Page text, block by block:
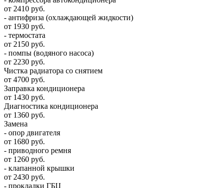
от 2410 руб.
- антифриза (охлаждающей жидкости)
от 1930 руб.
- термостата
от 2150 руб.
- помпы (водяного насоса)
от 2230 руб.
Чистка радиатора со снятием
от 4700 руб.
Заправка кондиционера
от 1430 руб.
Диагностика кондиционера
от 1360 руб.
Замена
- опор двигателя
от 1680 руб.
- приводного ремня
от 1260 руб.
- клапанной крышки
от 2430 руб.
- прокладки ГБЦ